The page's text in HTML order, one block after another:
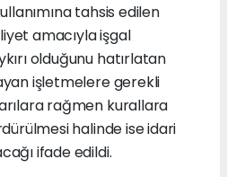
tahsis edilen
amacıyla işgal
olduğunu hatırlatan
işletmelere gerekli
rağmen kurallara
halinde ise idari
ifade edildi.